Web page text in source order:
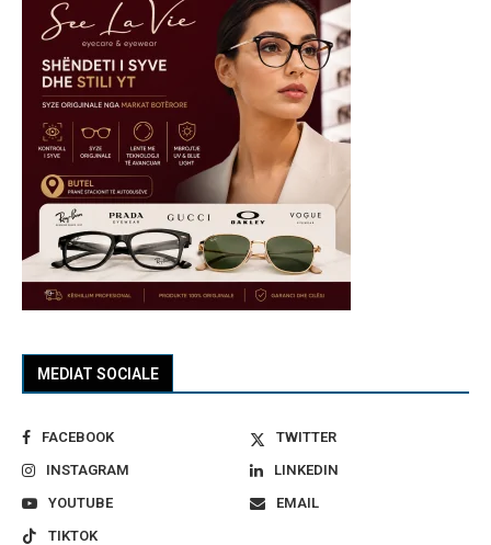
MEDIAT SOCIALE
FACEBOOK
TWITTER
INSTAGRAM
LINKEDIN
YOUTUBE
EMAIL
TIKTOK